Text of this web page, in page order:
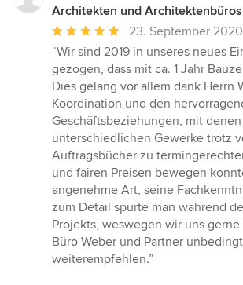
Architekten und
Durchschnittliche
Bewertung:
5
von
5
Sternen
23. September 2020
“Wir sind 2019 in unseres neues
gezogen, dass mit ca. 1 Jahr
Dies gelang vor allem dank Herrn
Koordination und den
Geschäftsbeziehungen, mit
unterschiedlichen Gewerke trotz
Auftragsbücher zu
und fairen Preisen bewegen
angenehme Art, seine
zum Detail spürte man während
Projekts, weswegen wir uns
Büro Weber und Partner unbedingt
weiterempfehlen.”